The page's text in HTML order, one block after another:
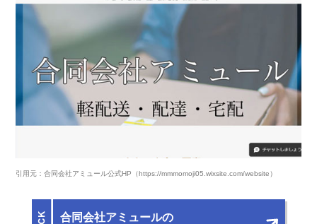
引用元：合同会社アミュール公式HP（https://mmmomoji05.wixsite.com/website）
合同会社アミュールの